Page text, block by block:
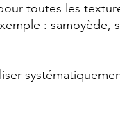
toutes les
: samoyède,